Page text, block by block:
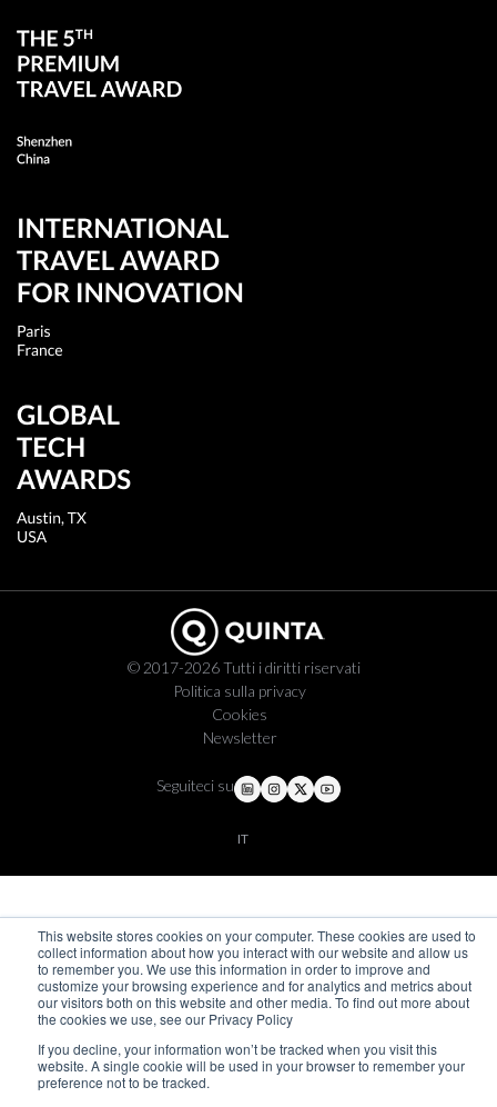
This website stores cookies on your computer. These cookies are used to
collect information about how you interact with our website and allow us
to remember you. We use this information in order to improve and
customize your browsing experience and for analytics and metrics about
our visitors both on this website and other media. To find out more about
the cookies we use, see our Privacy Policy
If you decline, your information won’t be tracked when you visit this
website. A single cookie will be used in your browser to remember your
preference not to be tracked.
© 2017-2026 Tutti i diritti riservati
Politica sulla privacy
Cookies
Newsletter
Seguiteci su
IT